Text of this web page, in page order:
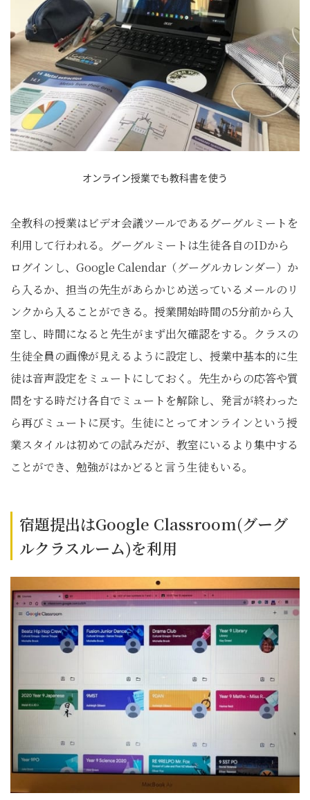
オンライン授業でも教科書を使う
全教科の授業はビデオ会議ツールであるグーグルミートを
利用して行われる。グーグルミートは生徒各自のIDから
ログインし、Google Calendar（グーグルカレンダー）か
ら入るか、担当の先生があらかじめ送っているメールのリ
ンクから入ることができる。授業開始時間の5分前から入
室し、時間になると先生がまず出欠確認をする。クラスの
生徒全員の画像が見えるように設定し、授業中基本的に生
徒は音声設定をミュートにしておく。先生からの応答や質
問をする時だけ各自でミュートを解除し、発言が終わった
ら再びミュートに戻す。生徒にとってオンラインという授
業スタイルは初めての試みだが、教室にいるより集中する
ことができ、勉強がはかどると言う生徒もいる。
宿題提出はGoogle Classroom(グーグ
ルクラスルーム)を利用